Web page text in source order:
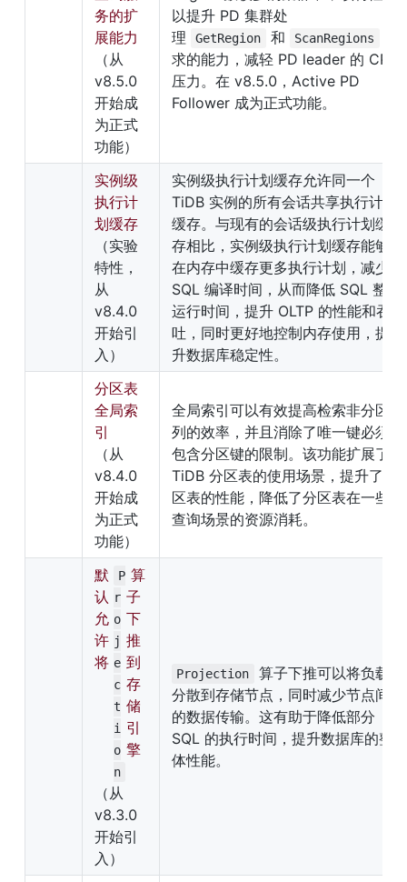
务的扩
展能力
（从
v8.5.0
开始成
为正式
功能）
以提升 PD 集群处
理
GetRegion 和 ScanRegions
求的能力，减轻 PD leader 的 CPU
压力。在 v8.5.0，Active PD
Follower 成为正式功能。
实例级
执行计
划缓存
（实验
特性，
从
v8.4.0
开始引
入）
实例级执行计划缓存允许同一个
TiDB 实例的所有会话共享执行计划
缓存。与现有的会话级执行计划缓
存相比，实例级执行计划缓存能够
在内存中缓存更多执行计划，减少
SQL 编译时间，从而降低 SQL 整体
运行时间，提升 OLTP 的性能和吞
吐，同时更好地控制内存使用，提
升数据库稳定性。
分区表
全局索
引
（从
v8.4.0
开始成
为正式
功能）
全局索引可以有效提高检索非分区
列的效率，并且消除了唯一键必须
包含分区键的限制。该功能扩展了
TiDB 分区表的使用场景，提升了分
区表的性能，降低了分区表在一些
查询场景的资源消耗。
默
认
允
许
将
P
r
o
j
e
c
t
i
o
n
算
子
下
推
到
存
储
引
擎
（从
v8.3.0
开始引
入）
Projection
算子下推可以将负载
分散到存储节点，同时减少节点间
的数据传输。这有助于降低部分
SQL 的执行时间，提升数据库的整
体性能。